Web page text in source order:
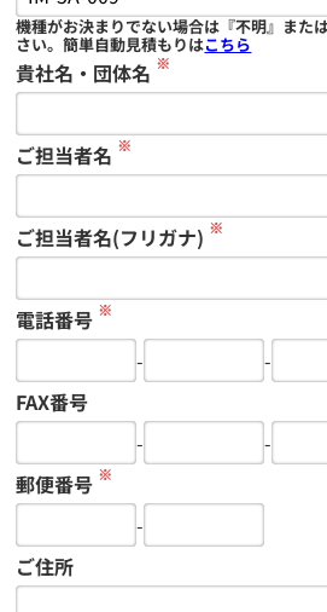
機種がお決まりでない場合は『不明』また
さい。簡単自動見積もりはこちら
貴社名・団体名 ※
ご担当者名 ※
ご担当者名(フリガナ) ※
電話番号 ※
-
-
FAX番号
-
-
郵便番号 ※
-
ご住所